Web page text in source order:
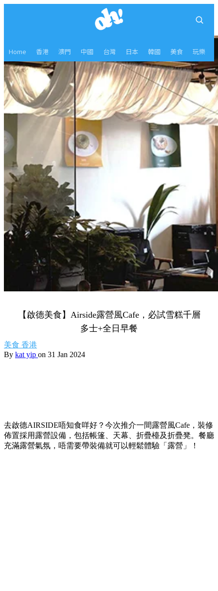
Home 香港 澳門 中國 台灣 日本 韓國 美食 玩樂
【啟德美食】Airside露營風Cafe，必試雪糕千層
多士+全日早餐
美食 香港
By kat yip on 31 Jan 2024
去啟德AIRSIDE唔知食咩好？今次推介一間露營風Cafe，裝修
佈置採用露營設備，包括帳篷、天幕、折疊檯及折疊凳。餐廳
充滿露營氣氛，唔需要帶裝備就可以輕鬆體驗「露營」！